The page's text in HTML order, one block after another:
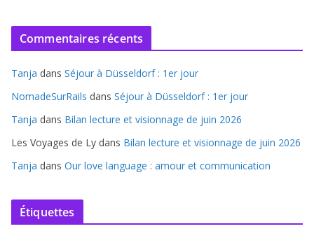
Commentaires récents
Tanja dans Séjour à Düsseldorf : 1er jour
NomadeSurRails dans Séjour à Düsseldorf : 1er jour
Tanja dans Bilan lecture et visionnage de juin 2026
Les Voyages de Ly dans Bilan lecture et visionnage de juin 2026
Tanja dans Our love language : amour et communication
Étiquettes